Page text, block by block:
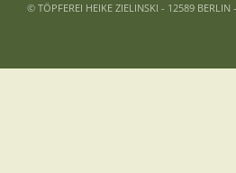
© TÖPFEREI HEIKE ZIELINSKI - 12589